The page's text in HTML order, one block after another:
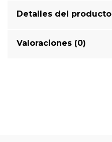
Detalles del producto
Valoraciones (0)